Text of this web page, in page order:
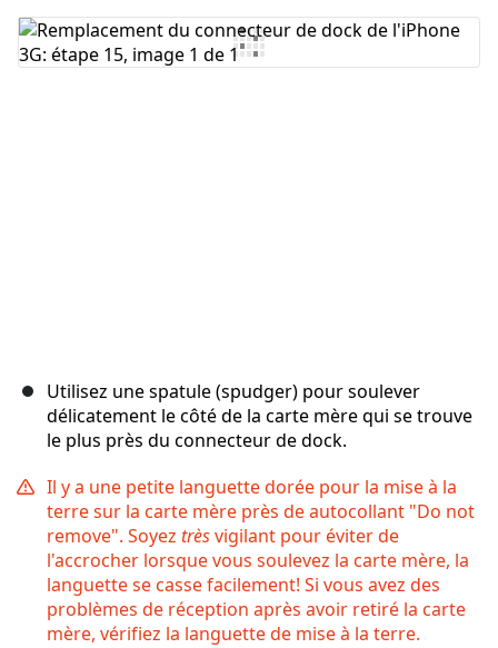
Ajouter un commentaire
Utilisez une spatule (spudger) pour soulever
délicatement le côté de la carte mère qui se trouve
le plus près du connecteur de dock.
Il y a une petite languette dorée pour la mise à la
terre sur la carte mère près de autocollant "Do not
remove". Soyez trèsvigilant pour éviter de
l'accrocher lorsque vous soulevez la carte mère, la
languette se casse facilement! Si vous avez des
problèmes de réception après avoir retiré la carte
mère, vérifiez la languette de mise à la terre.